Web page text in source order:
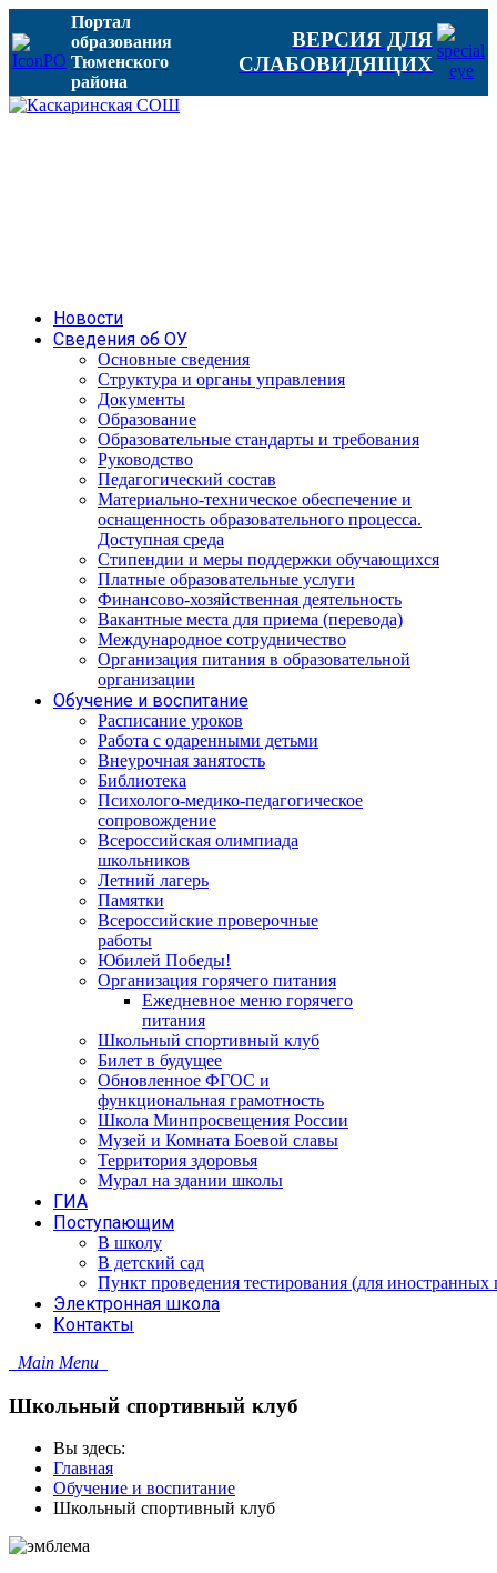
Портал
образования
Тюменского
района
ВЕРСИЯ ДЛЯ
СЛАБОВИДЯЩИХ
Новости
Сведения об ОУ
Основные сведения
Структура и органы управления
Документы
Образование
Образовательные стандарты и требования
Руководство
Педагогический состав
Материально-техническое обеспечение и
оснащенность образовательного процесса.
Доступная среда
Стипендии и меры поддержки обучающихся
Платные образовательные услуги
Финансово-хозяйственная деятельность
Вакантные места для приема (перевода)
Международное сотрудничество
Организация питания в образовательной
организации
Обучение и воспитание
Расписание уроков
Работа с одаренными детьми
Внеурочная занятость
Библиотека
Психолого-медико-педагогическое
сопровождение
Всероссийская олимпиада
школьников
Летний лагерь
Памятки
Всероссийские проверочные
работы
Юбилей Победы!
Организация горячего питания
Ежедневное меню горячего
питания
Школьный спортивный клуб
Билет в будущее
Обновленное ФГОС и
функциональная грамотность
Школа Минпросвещения России
Музей и Комната Боевой славы
Территория здоровья
Мурал на здании школы
ГИА
Поступающим
В школу
В детский сад
Пункт проведения тестирования (для иностранных
Электронная школа
Контакты
Main Menu
Школьный спортивный клуб
Вы здесь:
Главная
Обучение и воспитание
Школьный спортивный клуб